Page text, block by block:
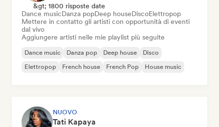
&gt; 1800 risposte date
Dance musicDanza popDeep houseDiscoElettropop
Mettere in contatto gli artisti con opportunità di eventi
dal vivo
Aggiungere artisti nelle mie playlist più seguite
Dance music Danza pop Deep house
Disco
Elettropop
French house French Pop House music
NUOVO
Tati Kapaya